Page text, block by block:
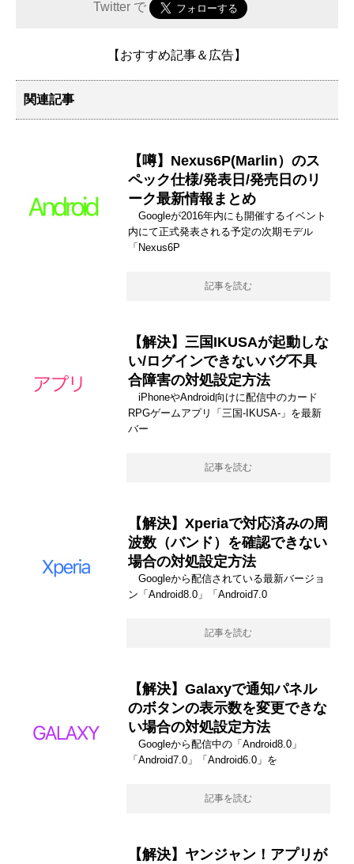
Twitter で
【おすすめ記事＆広告】
関連記事
【噂】Nexus6P(Marlin）のス
ペック仕様/発表日/発売日のリ
ーク最新情報まとめ
Googleが2016年内にも開催するイベント
内にて正式発表される予定の次期モデル
「Nexus6P
記事を読む
【解決】三国IKUSAが起動しな
い/ログインできないバグ不具
合障害の対処設定方法
iPhoneやAndroid向けに配信中のカード
RPGゲームアプリ「三国-IKUSA-」を最新
バー
記事を読む
【解決】Xperiaで対応済みの周
波数（バンド）を確認できない
場合の対処設定方法
Googleから配信されている最新バージョ
ン「Android8.0」「Android7.0
記事を読む
【解決】Galaxyで通知パネル
のボタンの表示数を変更できな
い場合の対処設定方法
Googleから配信中の「Android8.0」
「Android7.0」「Android6.0」を
記事を読む
【解決】ヤンジャン！アプリが